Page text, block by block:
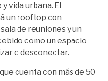
vida urbana. El
un rooftop con
de reuniones y un
como un espacio
o desconectar.
cuenta con más de 50